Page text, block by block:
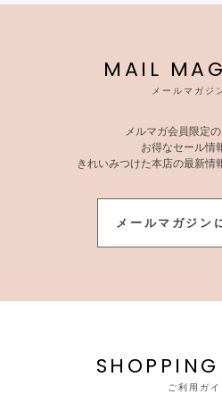
MAIL
メールマガジ
メルマガ会員限定
お得なセール情
きれいみつけた本店の最新情
メールマガジン
ご利用ガイ